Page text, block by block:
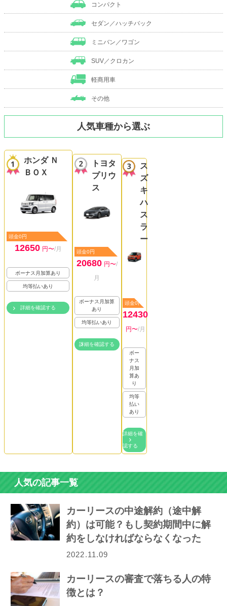
コンパクト
セダン／ハッチバック
ミニバン／ワゴン
SUV／クロカン
軽商用車
その他
人気車種から選ぶ
ホンダ Ｎ
ＢＯＸ
頭金0円
12650 円〜/月
ボーナス月加算あり
均等払いあり
詳細を確認する
トヨタ
プリウ
ス
頭金0円
20680 円〜/
月
ボーナス月加算
あり
均等払いあり
詳細を確認する
ス
ズ
キ
ハ
ス
ラ
ー
頭金0円
12430
円〜/月
ボー
ナス
月加
算あ
り
均等
払い
あり
詳細を確
認する
人気の記事一覧
カーリースの中途解約（途中解
約）は可能？もし契約期間中に解
約をしなければならなくなった
ら…
2022.11.09
カーリースの審査で落ちる人の特
徴とは？